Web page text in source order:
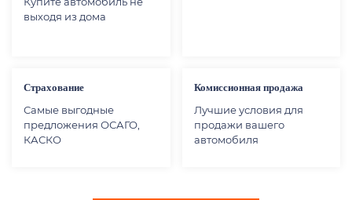
выходя из дома
Страхование
Самые выгодные
предложения ОСАГО,
КАСКО
Комиссионная продажа
Лучшие условия для
продажи вашего
автомобиля